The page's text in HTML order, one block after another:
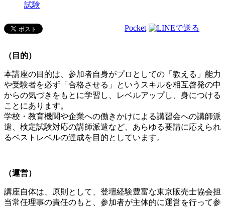
試験
Pocket
（目的）
本講座の目的は、参加者自身がプロとしての「教える」能力
や受験者を必ず「合格させる」というスキルを相互啓発の中
からの気づきをもとに学習し、レベルアップし、身につける
ことにあります。
学校・教育機関や企業への働きかけによる講習会への講師派
遣、検定試験対応の講師派遣など、あらゆる要請に応えられ
るベストレベルの達成を目的としています。
（運営）
講座自体は、原則として、登壇経験豊富な東京販売士協会担
当常任理事の責任のもと、参加者が主体的に運営を行って参